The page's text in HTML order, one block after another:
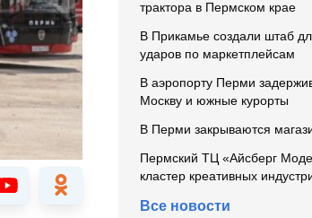
трактора в Пермском крае
В Прикамье создали штаб
ударов по маркетплейсам
В аэропорту Перми
Москву и южные курорты
В Перми закрываются
Пермский ТЦ «Айсберг
кластер креативных
Все новости